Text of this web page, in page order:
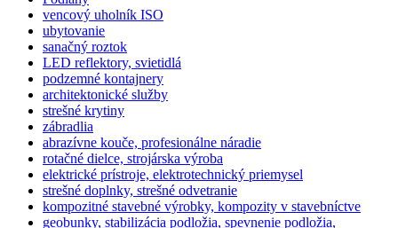
vencový uholník ISO
ubytovanie
sanačný roztok
LED reflektory, svietidlá
podzemné kontajnery
architektonické služby
strešné krytiny
zábradlia
abrazívne kouče, profesionálne náradie
rotačné dielce, strojárska výroba
elektrické prístroje, elektrotechnický priemysel
strešné doplnky, strešné odvetranie
kompozitné stavebné výrobky, kompozity v stavebníctve
geobunky, stabilizácia podložia, spevnenie podložia,